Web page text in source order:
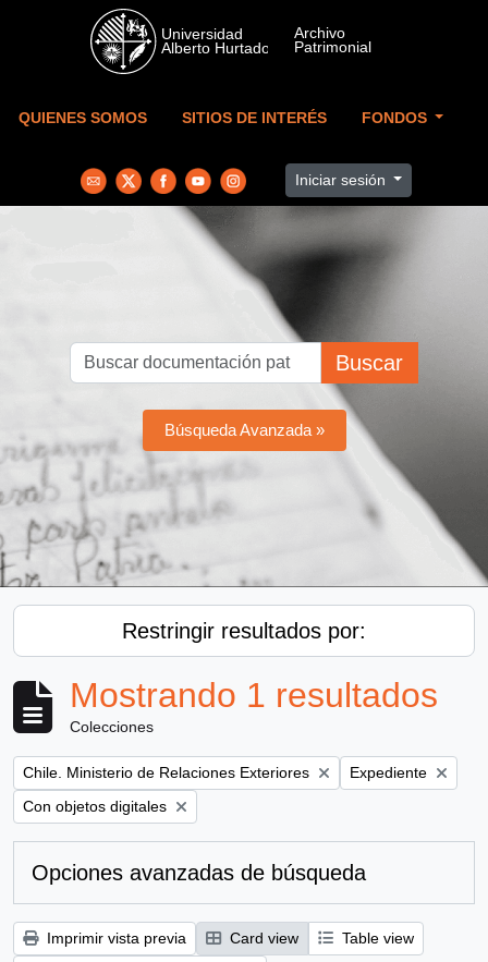
Skip to main content
QUIENES SOMOS SITIOS DE INTERÉS FONDOS
Iniciar sesión
Buscar
Búsqueda Avanzada »
Restringir resultados por:
Mostrando 1 resultados
Colecciones
Remove filter:
Chile. Ministerio de Relaciones Exteriores Remove filter:
Expediente
Remove filter:
Con objetos digitales
Opciones avanzadas de búsqueda
Imprimir vista previa Card view
Table view